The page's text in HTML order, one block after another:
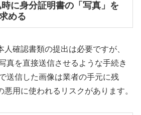
に身分証明書の「写真」を
める
確認書類の提出は必要ですが、
真を直接送信させるような手続き
送信した画像は業者の手元に残
悪用に使われるリスクがあります。